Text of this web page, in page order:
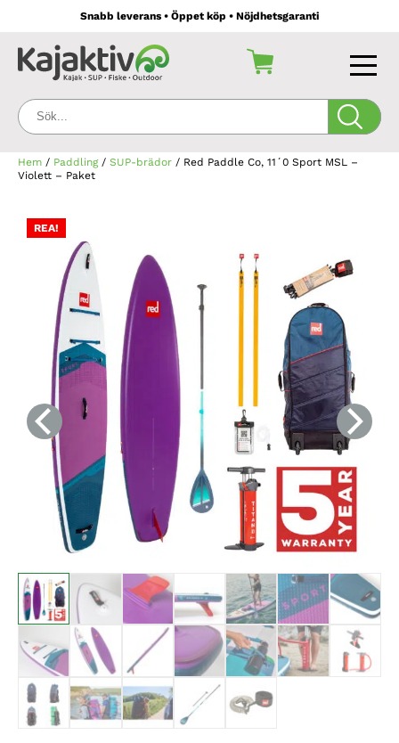
Snabb leverans • Öppet köp • Nöjdhetsgaranti
Sök:
Hem / Paddling/ SUP-brädor / Red Paddle Co, 11´0 Sport MSL –
Violett – Paket
REA!